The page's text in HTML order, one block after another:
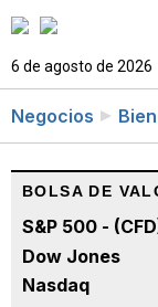
6 de agosto de 2026
Negocios
BOLSA DE
S&P 500 -
Dow Jones
Nasdaq